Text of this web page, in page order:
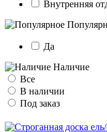
Внутренняя
Да
Наличие
Все
В наличии
Под заказ